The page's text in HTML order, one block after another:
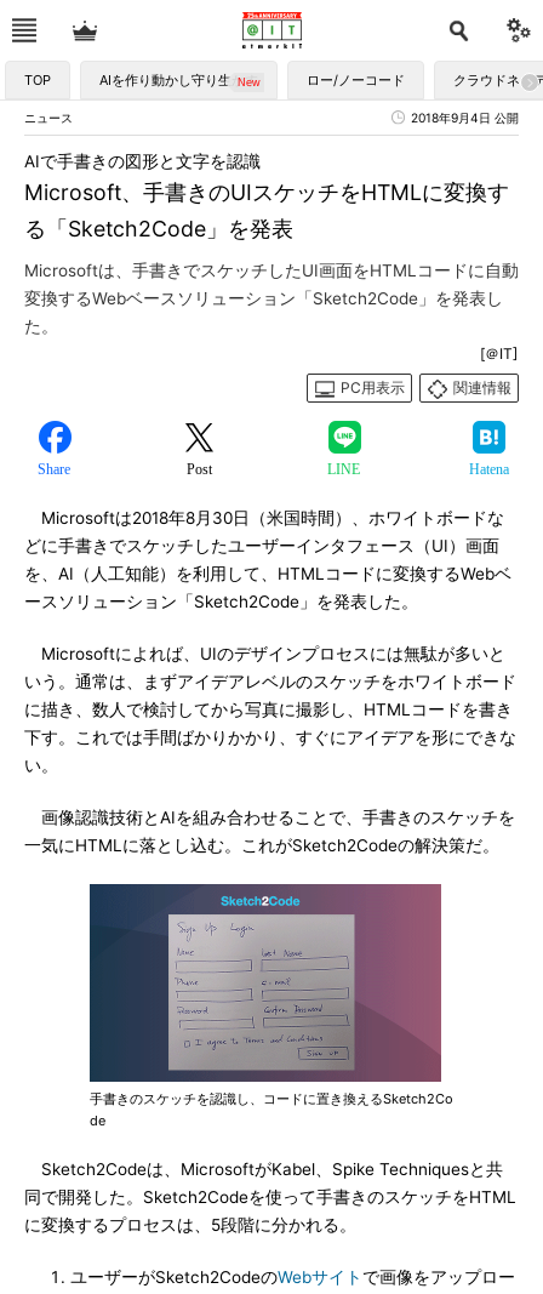
TOP AIを作り動かし守り生かす ロー/ノーコード クラウドネイ
ニュース 2018年9月4日 公開
Microsoft、手書きのUIスケッチをHTMLに変換す
る「Sketch2Code」を発表
AIで手書きの図形と文字を認識
Microsoftは、手書きでスケッチしたUI画面をHTMLコードに自動
変換するWebベースソリューション「Sketch2Code」を発表し
た。
[＠IT]
PC用表示
関連情報
Share Post LINE Hatena
Microsoftは2018年8月30日（米国時間）、ホワイトボードな
どに手書きでスケッチしたユーザーインタフェース（UI）画面
を、AI（人工知能）を利用して、HTMLコードに変換するWebベ
ースソリューション「Sketch2Code」を発表した。
Microsoftによれば、UIのデザインプロセスには無駄が多いと
いう。通常は、まずアイデアレベルのスケッチをホワイトボード
に描き、数人で検討してから写真に撮影し、HTMLコードを書き
下す。これでは手間ばかりかかり、すぐにアイデアを形にできな
い。
画像認識技術とAIを組み合わせることで、手書きのスケッチを
一気にHTMLに落とし込む。これがSketch2Codeの解決策だ。
手書きのスケッチを認識し、コードに置き換えるSketch2Co
de
Sketch2Codeは、MicrosoftがKabel、Spike Techniquesと共
同で開発した。Sketch2Codeを使って手書きのスケッチをHTML
に変換するプロセスは、5段階に分かれる。
ユーザーがSketch2CodeのWebサイト で画像をアップロー